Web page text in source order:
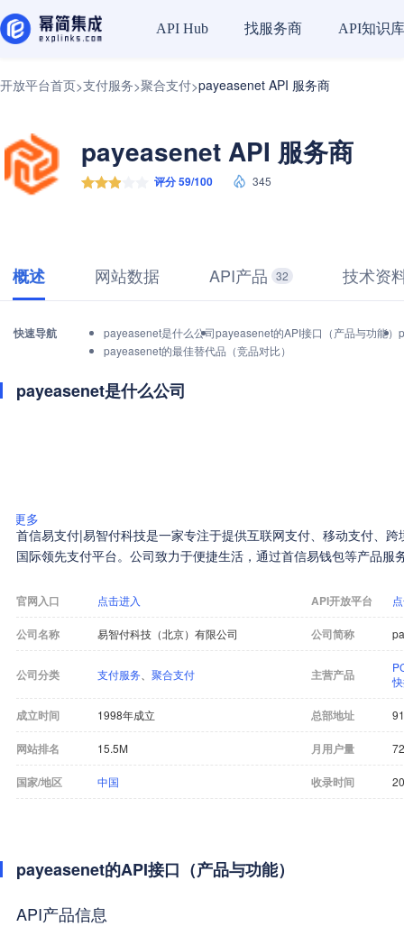
API Hub 找服务商 API知识库
开放平台首页>支付服务>聚合支付>payeasenet API 服务商
payeasenet API 服务商
评分 59/100 345
概述 网站数据 API产品 32 技术资
快速导航 payeasenet是什么公司payeasenet的API接口（产品与功能）
payeasenet的最佳替代品（竞品对比）
payeasenet是什么公司
更多
首信易支付|易智付科技是一家专注于提供互联网支付、移动支付、
国际领先支付平台。公司致力于便捷生活，通过首信易钱包等产品服
官网入口 点击进入 API开放平台
公司名称 易智付科技（北京）有限公司 公司简称
公司分类 支付服务 聚合支付 主营产品
成立时间 1998年成立 总部地址
网站排名 15.5M 月用户量
国家/地区 中国 收录时间
payeasenet的API接口（产品与功能）
API产品信息